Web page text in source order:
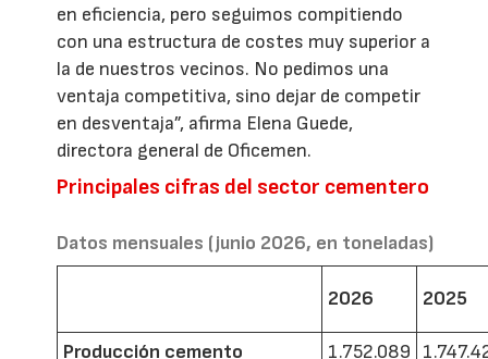
en eficiencia, pero seguimos compitiendo
con una estructura de costes muy superior a
la de nuestros vecinos. No pedimos una
ventaja competitiva, sino dejar de competir
en desventaja”, afirma Elena Guede,
directora general de Oficemen.
Principales cifras del sector cementero
Datos mensuales (junio 2026, en toneladas)
2026 2025
Producción cemento 1.752.089